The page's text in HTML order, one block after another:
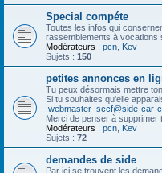
Special compéte
Toutes les infos qui
rassemblements à vocations
Modérateurs : pcn Kev
Sujets : 150
petites annonces en
Tu peux désormais mettre
Si tu souhaites qu'elle
:webmaster_sccf@side-car-
Merci de penser à supprimer
Modérateurs : pcn Kev
Sujets : 72
demandes de side
Par ici se trouvent les